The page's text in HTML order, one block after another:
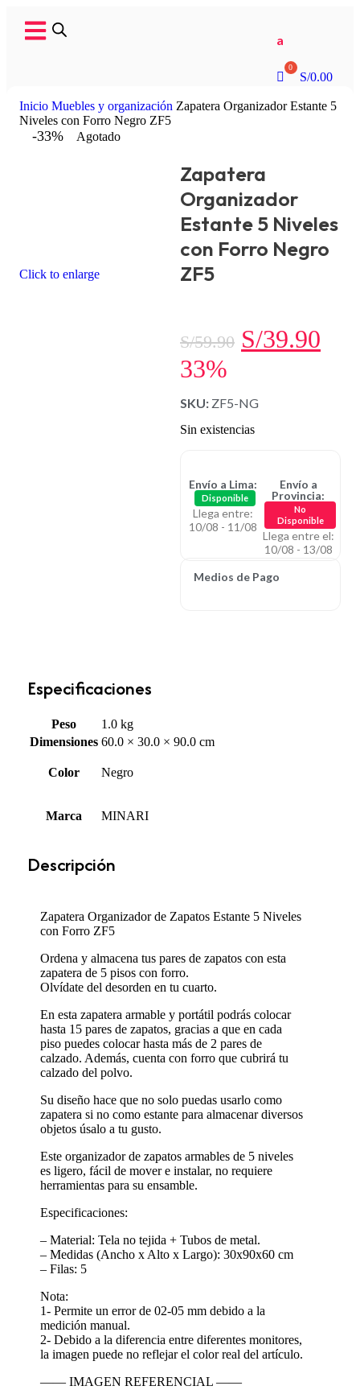
a
S/0.00
Inicio Muebles y organización Zapatera Organizador Estante 5
Niveles con Forro Negro ZF5
-33% Agotado
Click to enlarge
Zapatera
Organizador
Estante 5 Niveles
con Forro Negro
ZF5
S/59.90 S/39.90
33%
SKU: ZF5-NG
Sin existencias
Envío a Lima:
Disponible
Llega entre:
10/08 - 11/08
Envío a
Provincia:
No
Disponible
Llega entre el:
10/08 - 13/08
Medios de Pago
Especificaciones
Peso
1.0 kg
Dimensiones 60.0 × 30.0 × 90.0 cm
Color Negro
Marca MINARI
Descripción
Zapatera Organizador de Zapatos Estante 5 Niveles
con Forro ZF5
Ordena y almacena tus pares de zapatos con esta
zapatera de 5 pisos con forro.
Olvídate del desorden en tu cuarto.
En esta zapatera armable y portátil podrás colocar
hasta 15 pares de zapatos, gracias a que en cada
piso puedes colocar hasta más de 2 pares de
calzado. Además, cuenta con forro que cubrirá tu
calzado del polvo.
Su diseño hace que no solo puedas usarlo como
zapatera si no como estante para almacenar diversos
objetos úsalo a tu gusto.
Este organizador de zapatos armables de 5 niveles
es ligero, fácil de mover e instalar, no requiere
herramientas para su ensamble.
Especificaciones:
– Material: Tela no tejida + Tubos de metal.
– Medidas (Ancho x Alto x Largo): 30x90x60 cm
– Filas: 5
Nota:
1- Permite un error de 02-05 mm debido a la
medición manual.
2- Debido a la diferencia entre diferentes monitores,
la imagen puede no reflejar el color real del artículo.
—— IMAGEN REFERENCIAL ——